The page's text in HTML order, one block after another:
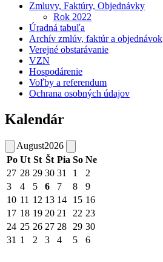
Zmluvy, Faktúry, Objednávky
Rok 2022
Úradná tabuľa
Archív zmlúv, faktúr a objednávok
Verejné obstarávanie
VZN
Hospodárenie
Voľby a referendum
Ochrana osobných údajov
Kalendár
August2026
Po Ut St Št Pia So Ne
27 28 29 30 31 1
2
3
4 5 6 7 8
9
10 11 12 13 14 15 16
17 18 19 20 21 22 23
24 25 26 27 28 29 30
31 1 2 3 4 5 6